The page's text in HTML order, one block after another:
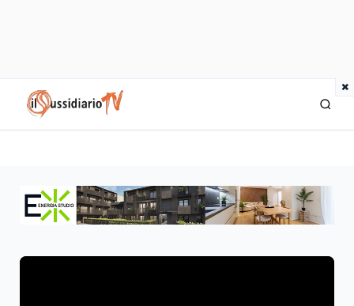
×
IlSussidiario TV